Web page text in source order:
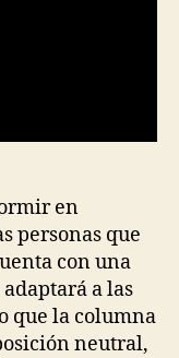
en
personas que
con una
a las
que la columna
neutral,